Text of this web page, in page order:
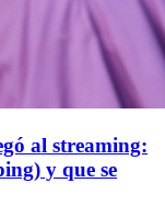
al streaming:
y que se